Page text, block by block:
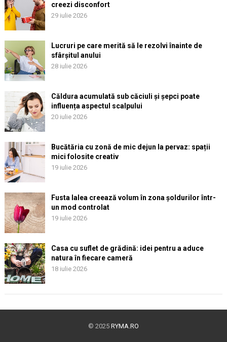
creezi disconfort
29 iulie 2026
Lucruri pe care merită să le rezolvi înainte de
sfârșitul anului
28 iulie 2026
Căldura acumulată sub căciuli și șepci poate
influența aspectul scalpului
20 iulie 2026
Bucătăria cu zonă de mic dejun la pervaz: spații
mici folosite creativ
19 iulie 2026
Fusta lalea creează volum în zona șoldurilor într-
un mod controlat
19 iulie 2026
Casa cu suflet de grădină: idei pentru a aduce
natura în fiecare cameră
18 iulie 2026
© 2025 RYMA.RO